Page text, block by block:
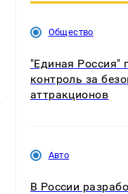
Общество
"Единая Россия"
контроль за
аттракционов
Авто
В России